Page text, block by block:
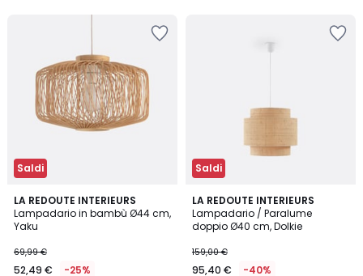
Saldi
LA REDOUTE INTERIEURS
Lampadario in bambù Ø44 cm,
Yaku
69,99 €
52,49 € -25%
4,7
/ 5
Saldi
LA REDOUTE INTERIEURS
Lampadario / Paralume
doppio Ø40 cm, Dolkie
159,00 €
95,40 € -40%
2,2
/ 5